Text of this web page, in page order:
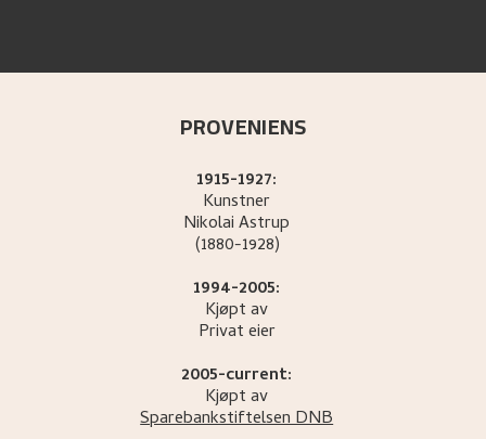
PROVENIENS
1915-1927:
Kunstner
NikolaiAstrup
(1880-1928)
1994-2005:
Kjøpt av
Privat eier
2005-current:
Kjøpt av
Sparebankstiftelsen DNB